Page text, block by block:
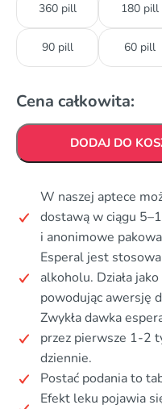
360 pill 180 pill
90 pill 60 pill
Cena całkowita:
DODAJ DO
W naszej aptece
dostawą w ciągu
i anonimowe
Esperal jest
alkoholu. Działa
powodując awersję
Zwykła dawka
przez pierwsze 1-2
dziennie.
Postać podania to
Efekt leku pojawia